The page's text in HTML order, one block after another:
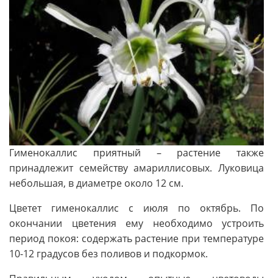
Гименокаллис приятный – растение также
принадлежит семейству амариллисовых. Луковица
небольшая, в диаметре около 12 см.
Цветет гименокаллис с июля по октябрь. По
окончании цветения ему необходимо устроить
период покоя: содержать растение при температуре
10-12 градусов без поливов и подкормок.